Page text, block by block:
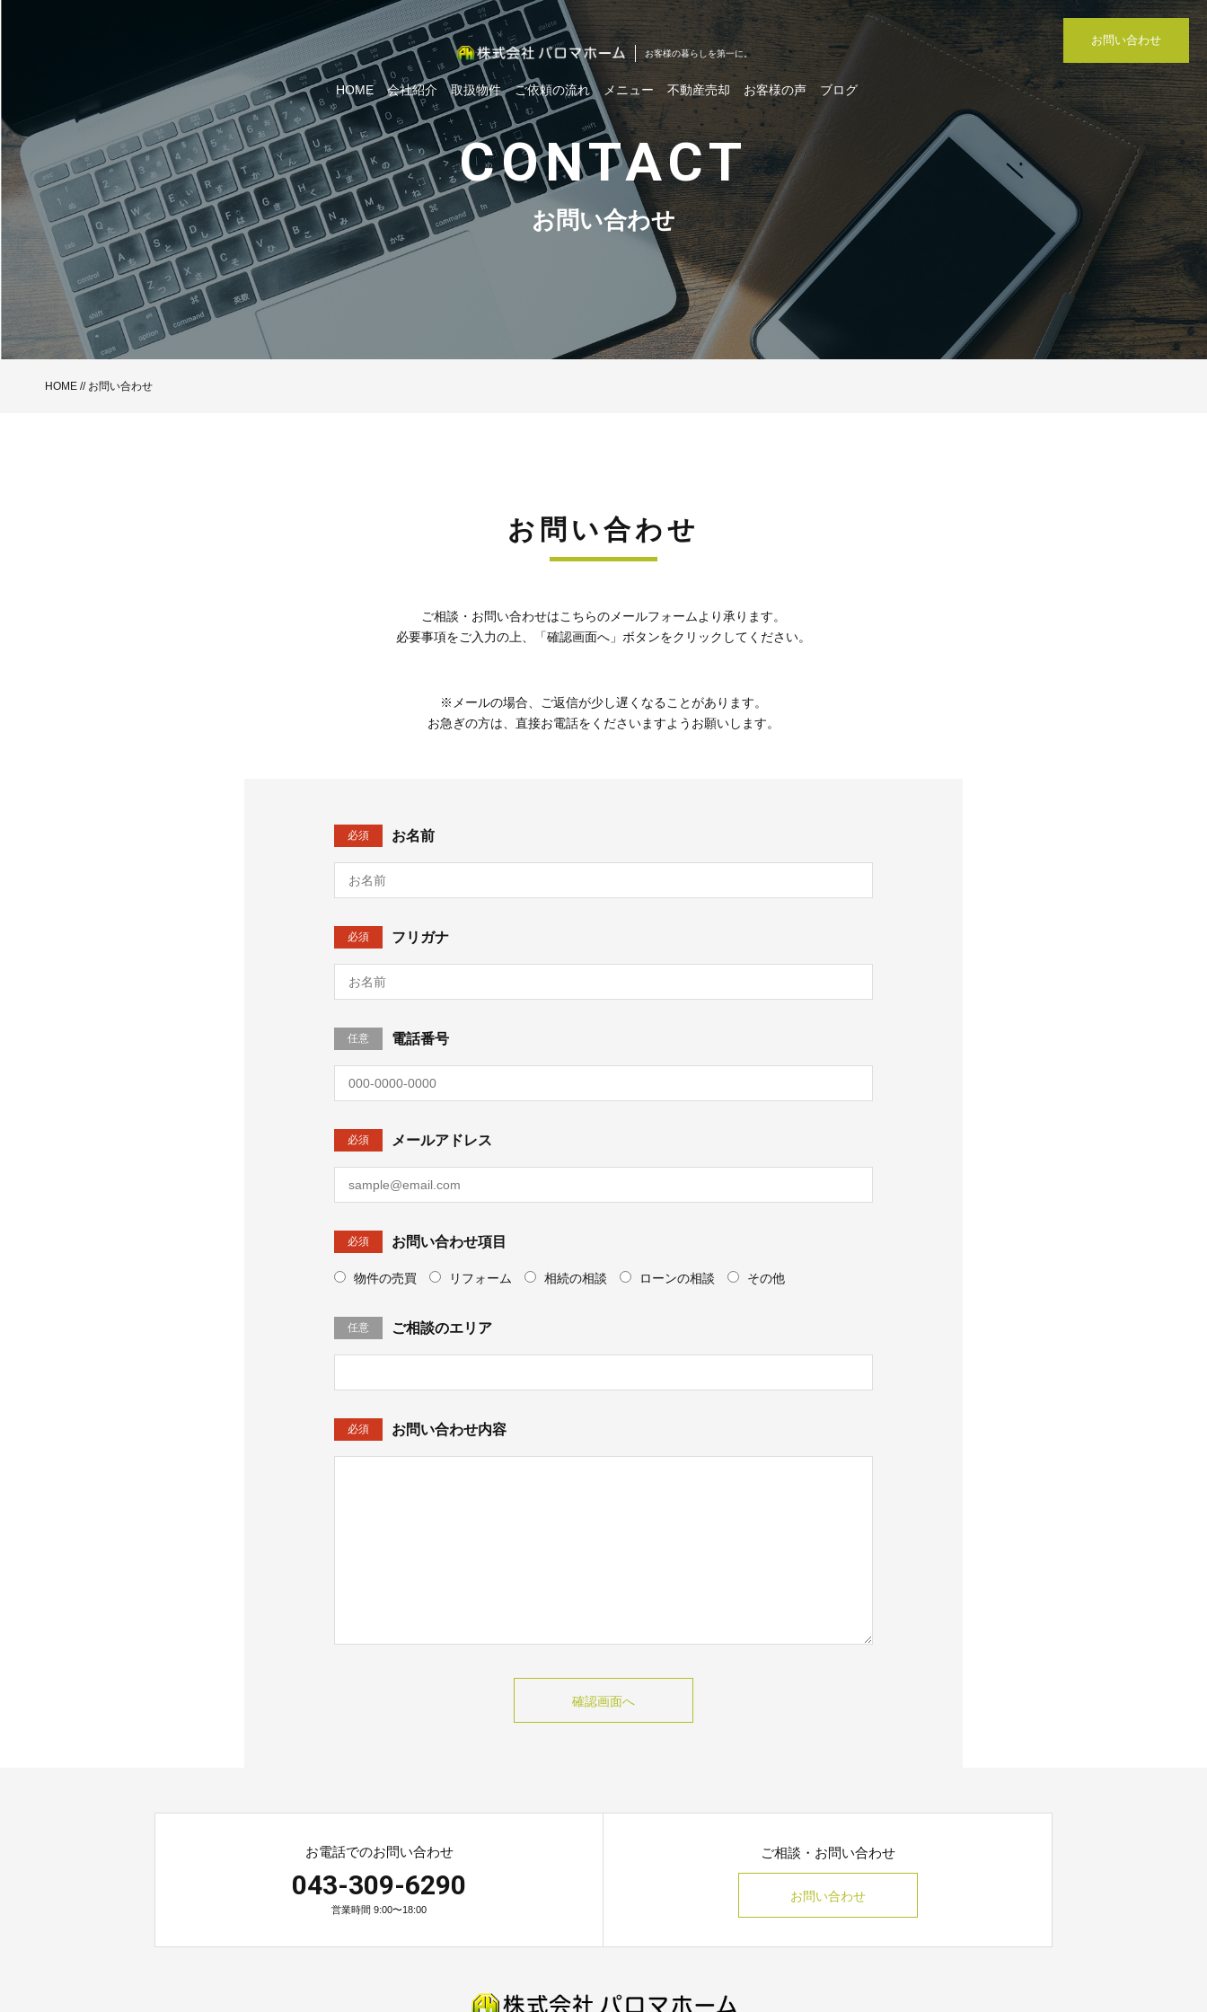
お客様の暮らしを第一に。
HOME 会社紹介 取扱物件 ご依頼の流れ メニュー 不動産売却 お客様の声 ブログ
お問い合わせ
CONTACT
お問い合わせ
HOME // お問い合わせ
お問い合わせ
ご相談・お問い合わせはこちらのメールフォームより承ります。
必要事項をご入力の上、「確認画面へ」ボタンをクリックしてください。
※メールの場合、ご返信が少し遅くなることがあります。
お急ぎの方は、直接お電話をくださいますようお願いします。
必須 お名前
必須 フリガナ
任意 電話番号
必須 メールアドレス
必須 お問い合わせ項目
物件の売買 リフォーム 相続の相談 ローンの相談 その他
任意 ご相談のエリア
必須 お問い合わせ内容
お電話でのお問い合わせ
043-309-6290
営業時間 9:00〜18:00
ご相談・お問い合わせ
お問い合わせ